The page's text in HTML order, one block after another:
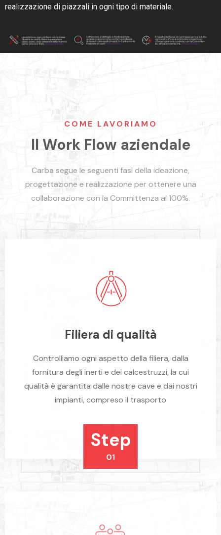
realizzazione di piazzali in ogni tipo di materiale.
COME LAVORIAMO
Il Work Flow aziendale
Carba segue le seguenti fasi della ideazione,
progettazione e realizzazione per ottenere una
collaborazione con la Committenza al 100%.
Filiera di qualità
Controlliamo ogni aspetto della filiera, dalla
fornitura degli inerti e dei calcestruzzi, la cui
qualità è garantita dalle nostre cave e dai nostri
impianti, compreso il trasporto
Step
01